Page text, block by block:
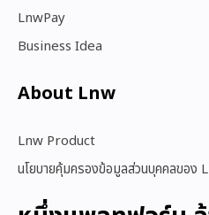
LnwPay
Business Idea
About Lnw​
Lnw Product
นโยบายคุ้มครองข้อมูลส่วนบุคคลของ